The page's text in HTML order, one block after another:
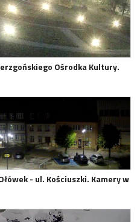
Ośrodka Kultury.
- ul. Kościuszki. Kamery w